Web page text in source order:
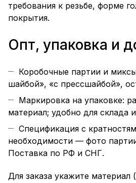
требования к резьбе, форме
покрытия.
Опт, упаковка и
Коробочные партии и
шайбой», «с прессшайбой»,
Маркировка на упаковке:
материал; удобно для склада
Спецификация с
необходимости — фото
Поставка по РФ и СНГ.
Для заказа укажите